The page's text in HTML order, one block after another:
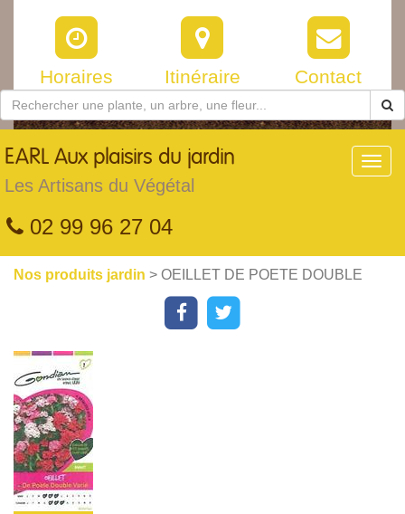
Horaires Itinéraire Contact
EARL Aux plaisirs du jardin
Les Artisans du Végétal
02 99 96 27 04
Nos produits jardin > OEILLET DE POETE DOUBLE